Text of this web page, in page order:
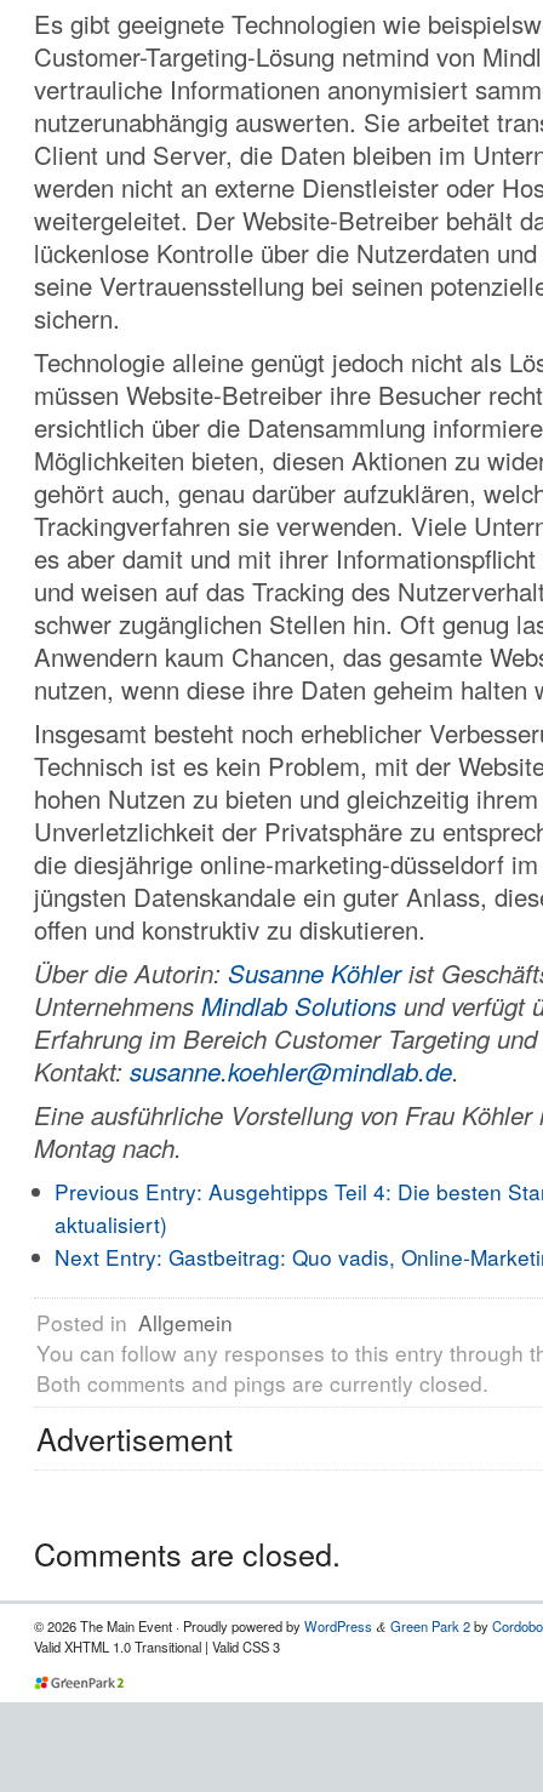
Es gibt geeignete Technologien wie
Customer-Targeting-Lösung netmind von
vertrauliche Informationen anonymisiert
nutzerunabhängig auswerten. Sie arbeitet
Client und Server, die Daten bleiben im
werden nicht an externe Dienstleister oder
weitergeleitet. Der Website-Betreiber behält
lückenlose Kontrolle über die Nutzerdaten
seine Vertrauensstellung bei seinen
sichern.
Technologie alleine genügt jedoch nicht als
müssen Website-Betreiber ihre Besucher
ersichtlich über die Datensammlung
Möglichkeiten bieten, diesen Aktionen zu
gehört auch, genau darüber aufzuklären,
Trackingverfahren sie verwenden. Viele
es aber damit und mit ihrer
und weisen auf das Tracking des
schwer zugänglichen Stellen hin. Oft genug
Anwendern kaum Chancen, das gesamte
nutzen, wenn diese ihre Daten geheim halten
Insgesamt besteht noch erheblicher
Technisch ist es kein Problem, mit der
hohen Nutzen zu bieten und gleichzeitig
Unverletzlichkeit der Privatsphäre zu
die diesjährige online-marketing-düsseldorf
jüngsten Datenskandale ein guter Anlass,
offen und konstruktiv zu diskutieren.
Über die Autorin: Susanne Köhlerist
Unternehmens Mindlab Solutions und verfügt
Erfahrung im Bereich Customer Targeting
Kontakt: susanne.koehler@mindlab.de.
Eine ausführliche Vorstellung von Frau
Montag nach.
Previous Entry: Ausgehtipps Teil 4: Die besten
aktualisiert)
Next Entry: Gastbeitrag: Quo vadis, Online-
Posted in Allgemein
You can follow any responses to this entry through
Both comments and pings are currently closed.
Advertisement
Comments are closed.
© 2026 The Main Event · Proudly powered byWordPress & Green Park 2byCordobo
Valid XHTML 1.0 Transitional | Valid CSS 3